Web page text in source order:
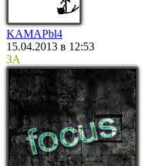
KAMAPbl4
15.04.2013 в 12:53
ЗА